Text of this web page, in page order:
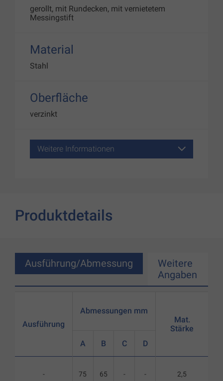
gerollt, mit Rundecken, mit vernietetem
Messingstift
Material
Stahl
Oberfläche
verzinkt
Weitere Informationen
Produktdetails
Ausführung/Abmessung
Weitere
Angaben
Ausführung
-
Abmessungen mm
A B C D
75 65 - -
Mat.
Stärke
2,5